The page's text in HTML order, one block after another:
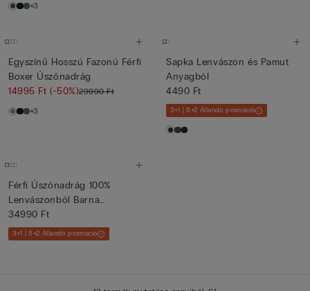
+3
Egyszínű Hosszú Fazonú Férfi
Boxer Úszónadrág
14995 Ft(-50%)29990 Ft
+3
Sapka Lenvászon és Pamut
Anyagból
4490 Ft
3+1 | 5+2 Állandó promóció
Férfi Úszónadrág 100%
Lenvászonból Barna
Virágmint...
34990 Ft
3+1 | 5+2 Állandó promóció